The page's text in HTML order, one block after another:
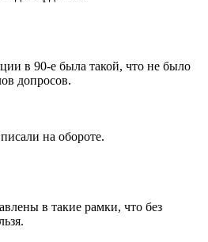
в 90-е была такой, что не было
допросов.
на обороте.
в такие рамки, что без